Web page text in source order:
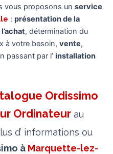
vous proposons un service
: présentation de la
, détermination du
à votre besoin, vente,
passant par l’ installation
Ordissimo
Ordinateur au
d’ informations ou
à Marquette-lez-